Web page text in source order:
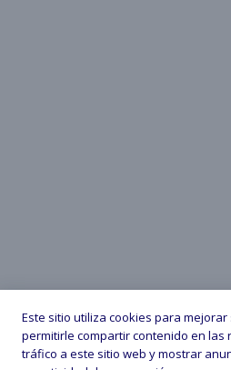
Este sitio utiliza cookies para
permitirle compartir contenido en las
tráfico a este sitio web y mostrar